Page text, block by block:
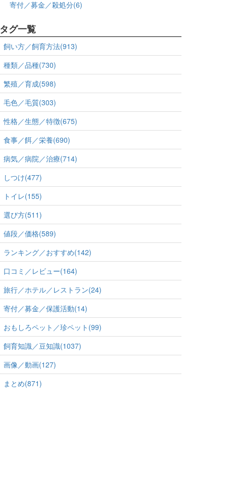
寄付／募金／殺処分(6)
タグ一覧
飼い方／飼育方法(913)
種類／品種(730)
繁殖／育成(598)
毛色／毛質(303)
性格／生態／特徴(675)
食事／餌／栄養(690)
病気／病院／治療(714)
しつけ(477)
トイレ(155)
選び方(511)
値段／価格(589)
ランキング／おすすめ(142)
口コミ／レビュー(164)
旅行／ホテル／レストラン(24)
寄付／募金／保護活動(14)
おもしろペット／珍ペット(99)
飼育知識／豆知識(1037)
画像／動画(127)
まとめ(871)